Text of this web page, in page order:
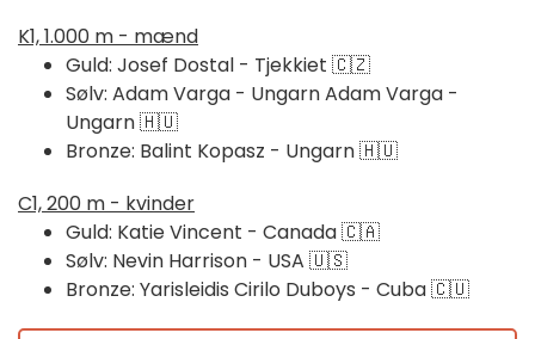
K1, 1.000 m - mænd
Guld: Josef Dostal - Tjekkiet 🇨🇿
Sølv: Adam Varga - Ungarn Adam Varga -
Ungarn 🇭🇺
Bronze: Balint Kopasz - Ungarn 🇭🇺
C1, 200 m - kvinder
Guld: Katie Vincent - Canada 🇨🇦
Sølv: Nevin Harrison - USA 🇺🇸
Bronze: Yarisleidis Cirilo Duboys - Cuba 🇨🇺